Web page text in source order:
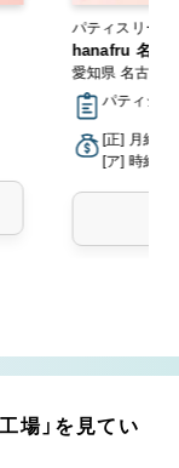
パティスリー・
hanafru 名古
愛知県 名古屋
パティシエ
[正] 月給
[ア] 時給
場」を見てい